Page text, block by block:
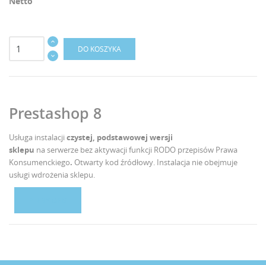
DO KOSZYKA
Prestashop 8
Usługa instalacji czystej, podstawowej wersji
sklepu na serwerze bez aktywacji funkcji RODO przepisów Prawa
Konsumenckiego. Otwarty kod źródłowy. Instalacja nie obejmuje
usługi wdrożenia sklepu.